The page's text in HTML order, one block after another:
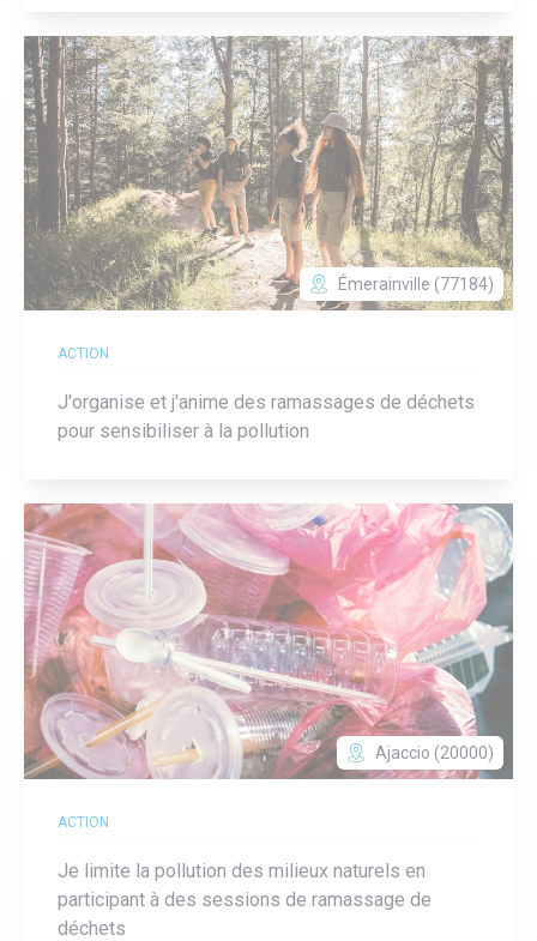
Émerainville (77184)
ACTION
J'organise et j'anime des ramassages de déchets
pour sensibiliser à la pollution
Ajaccio (20000)
ACTION
Je limite la pollution des milieux naturels en
participant à des sessions de ramassage de
déchets